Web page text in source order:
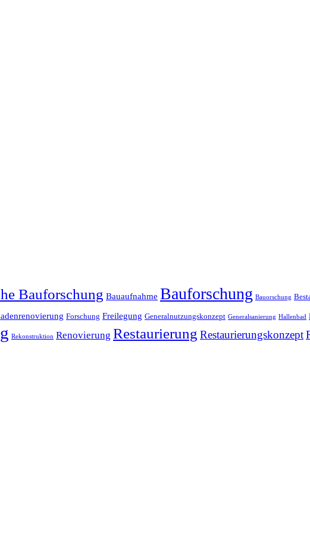
Bauforschung Bauaufnahme Bauforschung Bauorschung
Forschung Freilegung Generalnutzungskonzept Generalsanierung Hallenbad
Rekonstruktion Renovierung Restaurierung Restaurierungskonzept